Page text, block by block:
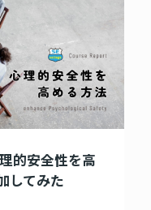
的安全性を高
してみた